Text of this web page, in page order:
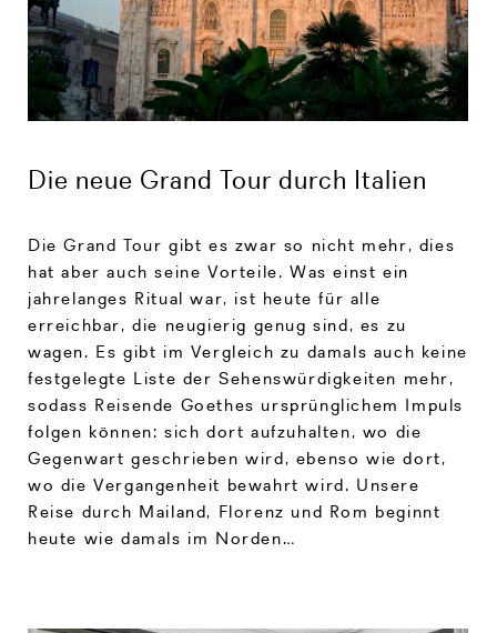
Die neue Grand Tour durch Italien
Die Grand Tour gibt es zwar so nicht mehr, dies
hat aber auch seine Vorteile. Was einst ein
jahrelanges Ritual war, ist heute für alle
erreichbar, die neugierig genug sind, es zu
wagen. Es gibt im Vergleich zu damals auch keine
festgelegte Liste der Sehenswürdigkeiten mehr,
sodass Reisende Goethes ursprünglichem Impuls
folgen können: sich dort aufzuhalten, wo die
Gegenwart geschrieben wird, ebenso wie dort,
wo die Vergangenheit bewahrt wird. Unsere
Reise durch Mailand, Florenz und Rom beginnt
heute wie damals im Norden…